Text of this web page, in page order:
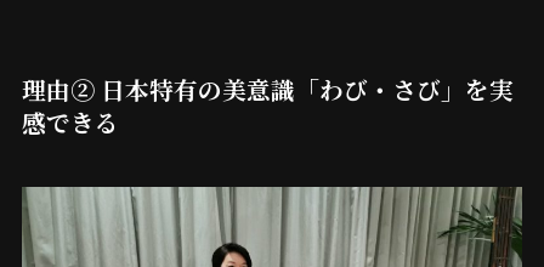
理由② 日本特有の美意識「わび・さび」を実
感できる